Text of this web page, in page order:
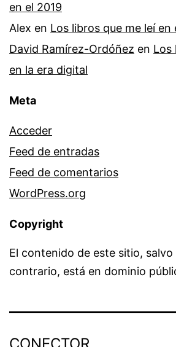
en el 2019
Alex en Los libros que me leí en
David Ramírez-Ordóñez en Los
en la era digital
Meta
Acceder
Feed de entradas
Feed de comentarios
WordPress.org
Copyright
El contenido de este sitio, salvo
contrario, está en dominio